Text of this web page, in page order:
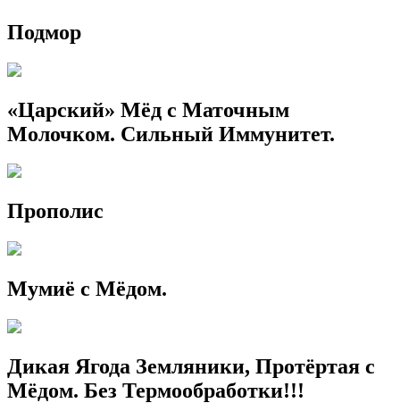
Подмор
«Царский» Мёд с Маточным
Молочком. Сильный Иммунитет.
Прополис
Мумиё с Мёдом.
Дикая Ягода Земляники, Протёртая с
Мёдом. Без Термообработки!!!